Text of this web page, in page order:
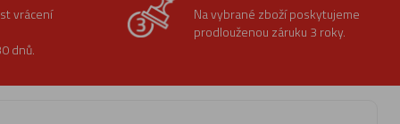
vrácení
dnů.
Na vybrané zboží poskytujeme
prodlouženou záruku 3 roky.